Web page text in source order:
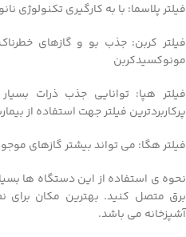
فیلتر پلاسما: با به کارگیری تکنولوژی
فیلتر کربن: جذب بو و گازهای
مونوکسیدکربن
پرکاربردترین فیلتر جهت استفاده از
فیلتر هگا: می تواند بیشتر گازهای
نحوه ی استفاده از این دستگاه ها
برق متصل کنید. بهترین مکان
آشپزخانه می باشد.